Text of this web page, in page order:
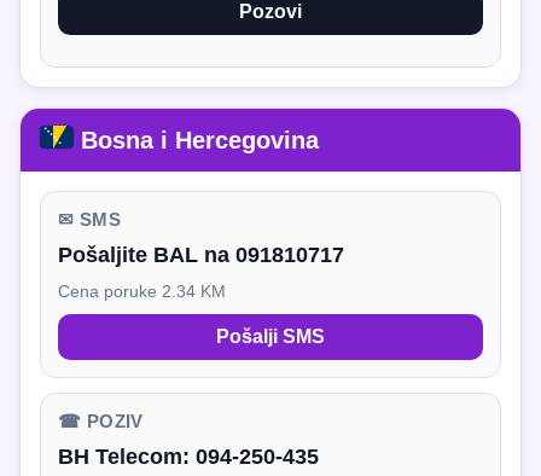
Pozovi
Bosna i Hercegovina
✉ SMS
Pošaljite BAL na 091810717
Cena poruke 2.34 KM
Pošalji SMS
☎ POZIV
BH Telecom: 094-250-435